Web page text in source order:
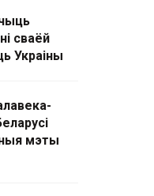
сваёй
Украіны
мэты